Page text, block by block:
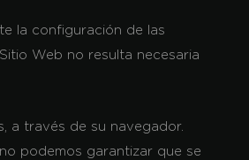
la configuración de las
Web no resulta necesaria
a través de su navegador.
podemos garantizar que se